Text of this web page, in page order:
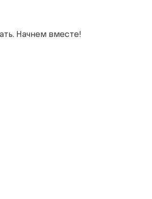
Начнем вместе!